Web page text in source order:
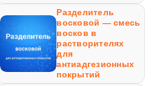
Разделитель
восковой — смесь
восков в
растворителях
для
антиадгезионных
покрытий